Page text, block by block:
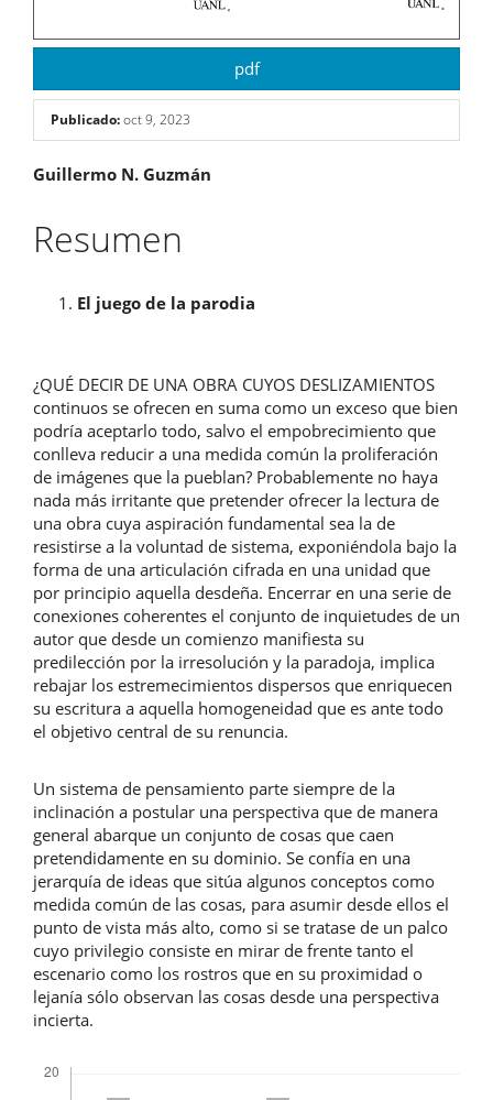
pdf
Publicado:oct 9, 2023
Contenido
principal
del
artículo
Guillermo N. Guzmán
Resumen
El juego de la parodia
¿QUÉ DECIR DE UNA OBRA CUYOS DESLIZAMIENTOS
continuos se ofrecen en suma como un exceso que bien
podría aceptarlo todo, salvo el empobrecimiento que
conlleva reducir a una medida común la proliferación
de imágenes que la pueblan? Probablemente no haya
nada más irritante que pretender ofrecer la lectura de
una obra cuya aspiración fundamental sea la de
resistirse a la voluntad de sistema, exponiéndola bajo la
forma de una articulación cifrada en una unidad que
por principio aquella desdeña. Encerrar en una serie de
conexiones coherentes el conjunto de inquietudes de un
autor que desde un comienzo manifiesta su
predilección por la irresolución y la paradoja, implica
rebajar los estremecimientos dispersos que enriquecen
su escritura a aquella homogeneidad que es ante todo
el objetivo central de su renuncia.
Un sistema de pensamiento parte siempre de la
inclinación a postular una perspectiva que de manera
general abarque un conjunto de cosas que caen
pretendidamente en su dominio. Se confía en una
jerarquía de ideas que sitúa algunos conceptos como
medida común de las cosas, para asumir desde ellos el
punto de vista más alto, como si se tratase de un palco
cuyo privilegio consiste en mirar de frente tanto el
escenario como los rostros que en su proximidad o
lejanía sólo observan las cosas desde una perspectiva
incierta.